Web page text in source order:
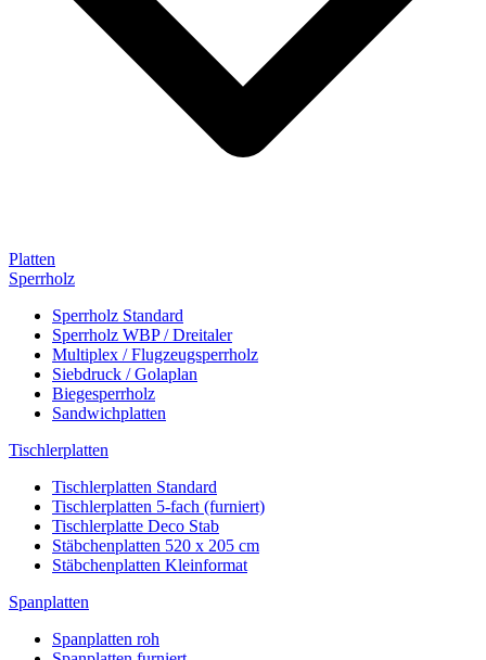
Platten
Sperrholz
Sperrholz Standard
Sperrholz WBP / Dreitaler
Multiplex / Flugzeugsperrholz
Siebdruck / Golaplan
Biegesperrholz
Sandwichplatten
Tischlerplatten
Tischlerplatten Standard
Tischlerplatten 5-fach (furniert)
Tischlerplatte Deco Stab
Stäbchenplatten 520 x 205 cm
Stäbchenplatten Kleinformat
Spanplatten
Spanplatten roh